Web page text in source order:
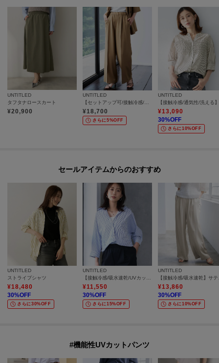
UNTITLED
タフタナロースカート
¥20,900
UNTITLED
¥18,700
さらに5%OFF
UNTITLED
¥13,090
30%OFF
さらに10%OFF
セールアイテムからのおすすめ
UNTITLED
ストライプシャツ
¥18,480
30%OFF
さらに30%OFF
UNTITLED
【接触冷感/吸水速乾/UVカット】ドルマンスリーブシャツ
¥11,550
30%OFF
さらに15%OFF
UNTITLED
【接
¥13,860
30%OFF
さらに10%OFF
#機能性UVカットパンツ